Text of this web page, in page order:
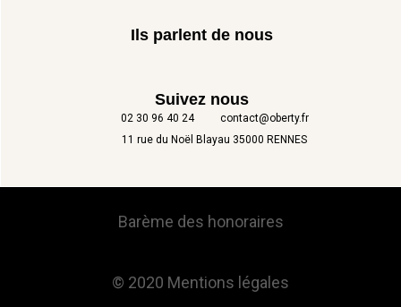
Ils parlent de nous
Suivez nous
02 30 96 40 24
contact@oberty.fr
11 rue du Noël Blayau 35000 RENNES
© 2020 Mentions légales
Barème des honoraires